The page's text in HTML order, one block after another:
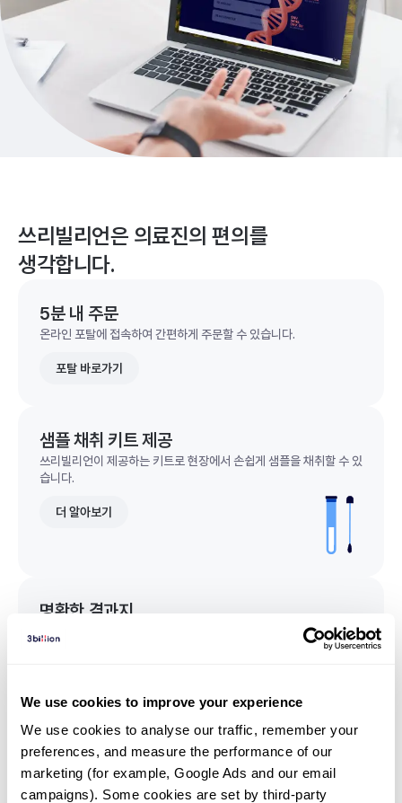
We use cookies to improve your experience
We use cookies to analyse our traffic, remember your
preferences, and measure the performance of our
marketing (for example, Google Ads and our email
campaigns). Some cookies are set by third-party
쓰리빌리언은 의료진의 편의를
생각합니다.
5분 내 주문
온라인 포탈에 접속하여 간편하게 주문할 수 있습니다.
포탈 바로가기
샘플 채취 키트 제공
쓰리빌리언이 제공하는 키트로 현장에서 손쉽게 샘플을 채취할 수 있
습니다.
더 알아보기
명확한 결과지
임상유전학팀과 소통
궁금한 점을 임상유전학팀과 직접 논의 할 수 있습니다.
문의하기